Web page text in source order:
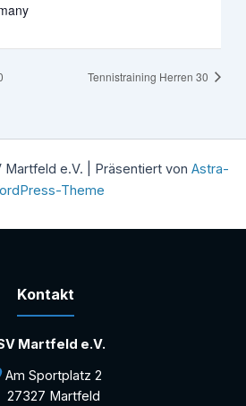
Tennistraining Herren 30
e.V. | Präsentiert von Astra-
Theme
Kontakt
Martfeld e.V.
Am Sportplatz 2
27327 Martfeld